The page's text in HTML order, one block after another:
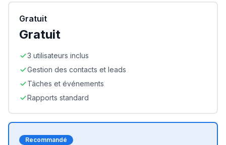
Gratuit
Gratuit
3 utilisateurs inclus
Gestion des contacts et leads
Tâches et événements
Rapports standard
Recommandé